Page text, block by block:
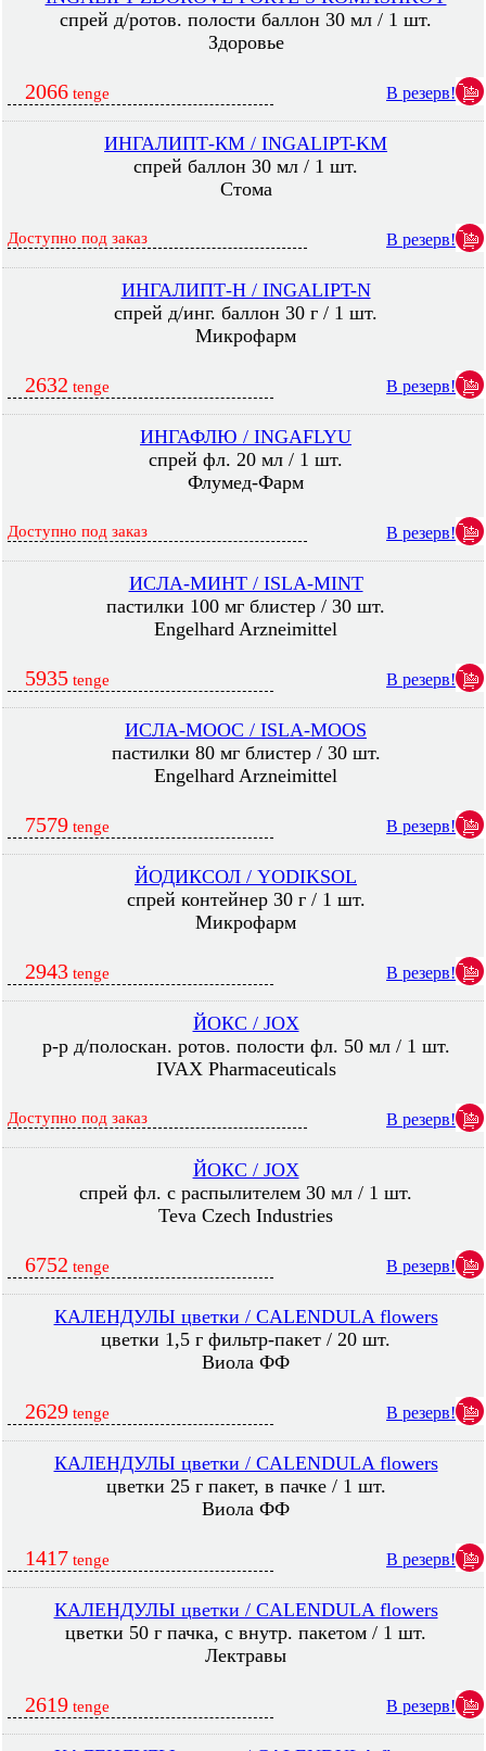
спрей д/ротов. полости баллон 30 мл / 1 шт.
Здоровье
2066 tenge В резерв!
ИНГАЛИПТ-КМ / INGALIPT-KM
спрей баллон 30 мл / 1 шт.
Стома
Доступно под заказ В резерв!
ИНГАЛИПТ-Н / INGALIPT-N
спрей д/инг. баллон 30 г / 1 шт.
Микрофарм
2632 tenge В резерв!
ИНГАФЛЮ / INGAFLYU
спрей фл. 20 мл / 1 шт.
Флумед-Фарм
Доступно под заказ В резерв!
ИСЛА-МИНТ / ISLA-MINT
пастилки 100 мг блистер / 30 шт.
Engelhard Arzneimittel
5935 tenge В резерв!
ИСЛА-МООС / ISLA-MOOS
пастилки 80 мг блистер / 30 шт.
Engelhard Arzneimittel
7579 tenge В резерв!
ЙОДИКСОЛ / YODIKSOL
спрей контейнер 30 г / 1 шт.
Микрофарм
2943 tenge В резерв!
ЙОКС / JOX
р-р д/полоскан. ротов. полости фл. 50 мл / 1 шт.
IVAX Pharmaceuticals
Доступно под заказ В резерв!
ЙОКС / JOX
спрей фл. с распылителем 30 мл / 1 шт.
Teva Czech Industries
6752 tenge В резерв!
КАЛЕНДУЛЫ цветки / CALENDULA flowers
цветки 1,5 г фильтр-пакет / 20 шт.
Виола ФФ
2629 tenge В резерв!
КАЛЕНДУЛЫ цветки / CALENDULA flowers
цветки 25 г пакет, в пачке / 1 шт.
Виола ФФ
1417 tenge В резерв!
КАЛЕНДУЛЫ цветки / CALENDULA flowers
цветки 50 г пачка, с внутр. пакетом / 1 шт.
Лектравы
2619 tenge В резерв!